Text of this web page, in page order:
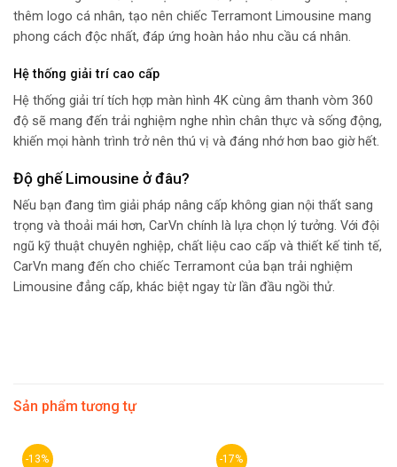
thêm logo cá nhân, tạo nên chiếc Terramont Limousine mang
phong cách độc nhất, đáp ứng hoàn hảo nhu cầu cá nhân.
Hệ thống giải trí cao cấp
Hệ thống giải trí tích hợp màn hình 4K cùng âm thanh vòm 360
độ sẽ mang đến trải nghiệm nghe nhìn chân thực và sống động,
khiến mọi hành trình trở nên thú vị và đáng nhớ hơn bao giờ hết.
Độ ghế Limousine ở đâu?
Nếu bạn đang tìm giải pháp nâng cấp không gian nội thất sang
trọng và thoải mái hơn, CarVn chính là lựa chọn lý tưởng. Với đội
ngũ kỹ thuật chuyên nghiệp, chất liệu cao cấp và thiết kế tinh tế,
CarVn mang đến cho chiếc Terramont của bạn trải nghiệm
Limousine đẳng cấp, khác biệt ngay từ lần đầu ngồi thử.
Sản phẩm tương tự
-13% -17%